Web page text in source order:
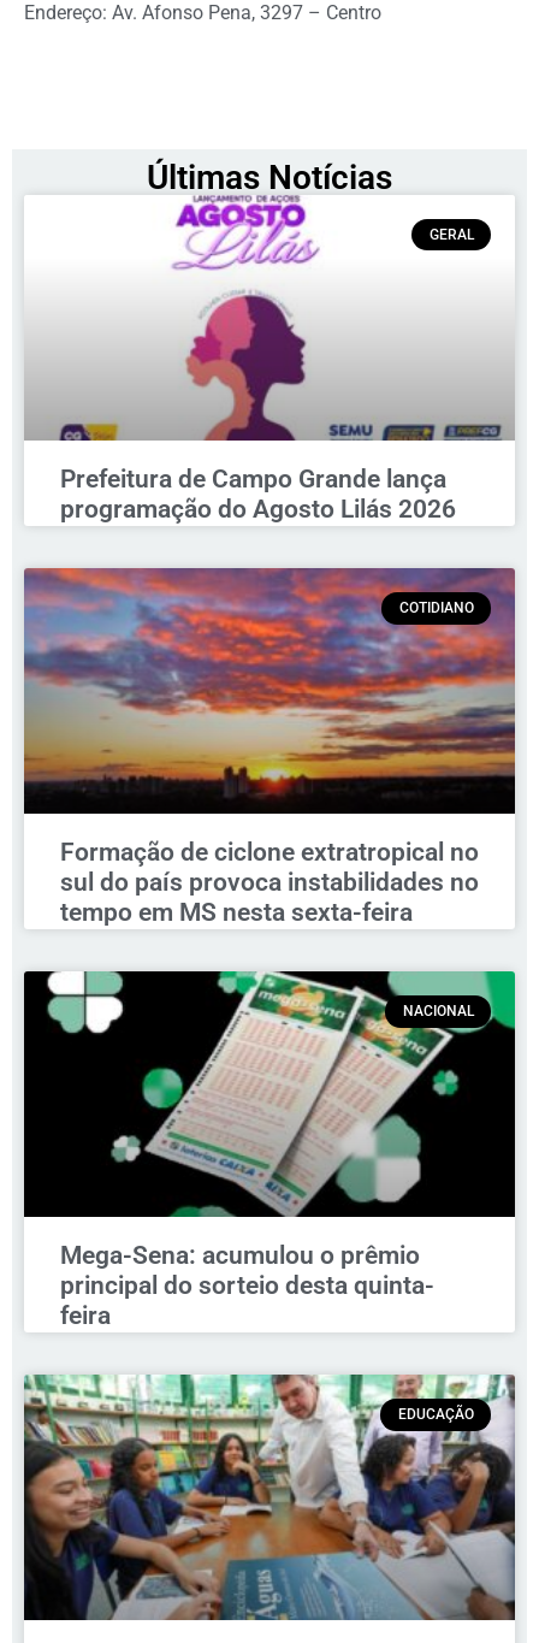
Endereço: Av. Afonso Pena, 3297 – Centro
Últimas Notícias
GERAL
Prefeitura de Campo Grande lança
programação do Agosto Lilás 2026
COTIDIANO
Formação de ciclone extratropical no
sul do país provoca instabilidades no
tempo em MS nesta sexta-feira
NACIONAL
Mega-Sena: acumulou o prêmio
principal do sorteio desta quinta-
feira
EDUCAÇÃO